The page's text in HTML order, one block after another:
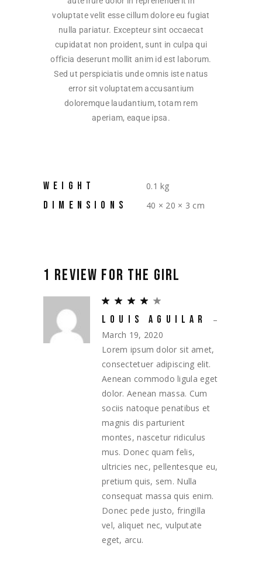
voluptate velit esse cillum dolore eu fugiat
nulla pariatur. Excepteur sint occaecat
cupidatat non proident, sunt in culpa qui
officia deserunt mollit anim id est laborum.
Sed ut perspiciatis unde omnis iste natus
error sit voluptatem accusantium
doloremque laudantium, totam rem
aperiam, eaque ipsa.
WEIGHT 0.1 kg
DIMENSIONS 40 × 20 × 3 cm
1 REVIEW FOR THE GIRL
LOUIS AGUILAR
–
March 19, 2020
Lorem ipsum dolor sit amet,
consectetuer adipiscing elit.
Aenean commodo ligula eget
dolor. Aenean massa. Cum
sociis natoque penatibus et
magnis dis parturient
montes, nascetur ridiculus
mus. Donec quam felis,
ultricies nec, pellentesque eu,
pretium quis, sem. Nulla
consequat massa quis enim.
Donec pede justo, fringilla
vel, aliquet nec, vulputate
eget, arcu.